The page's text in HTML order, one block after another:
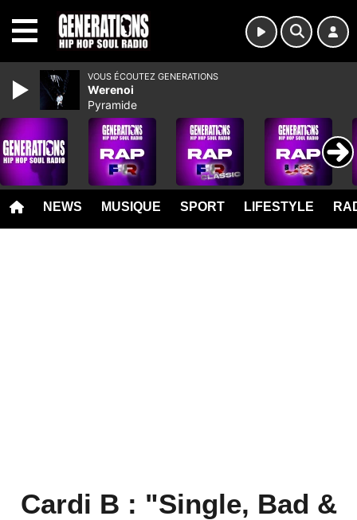
NEWS MUSIQUE SPORT LIFESTYLE
Cardi B : "Single, Bad &
VOUS ÉCOUTEZ GENERATIONS
Werenoi
Pyramide